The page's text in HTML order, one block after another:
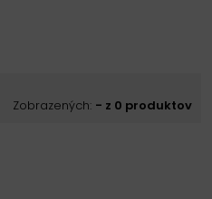
Zobrazených: - z 0 produktov